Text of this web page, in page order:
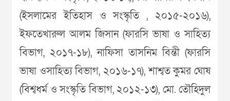
(ইসলামের ইতিহাস ও সংস্কৃতি , ২০১৫-২০১৬),
ইফতেখারুল আলম জিসান (ফারসি ভাষা ও সাহিত্য
বিভাগ, ২০১৭-১৮), নাফিসা তাসনিম বিন্তী (ফারসি
ভাষা ওসাহিত্য বিভাগ, ২০১৬-১৭), শাশ্বত কুমর ঘোষ
(বিশ্বধর্ম ও সংস্কৃতি বিভাগ, ২০১২-১৩), মো. তৌহিদুল